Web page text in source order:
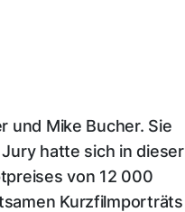
und Mike Bucher. Sie
hatte sich in dieser
von 12 000
Kurzfilmporträts